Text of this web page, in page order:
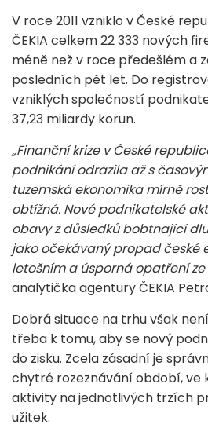
V roce 2011 vzniklo v České
ČEKIA celkem 22 333 nových
méně než v roce předešlém a
posledních pět let. Do
vzniklých společností
37,23 miliardy korun.
„Finanční krize v České
podnikání odrazila až s
tuzemská ekonomika mírně
obtížná. Nové podnikatelské
obavy z důsledků bobtnající
jako očekávaný propad české
letošním a úsporná opatření ze
analytička agentury ČEKIA
Dobrá situace na trhu však
třeba k tomu, aby se nový
do zisku. Zcela zásadní je
chytré rozeznávání období, ve
aktivity na jednotlivých trzích
užitek.